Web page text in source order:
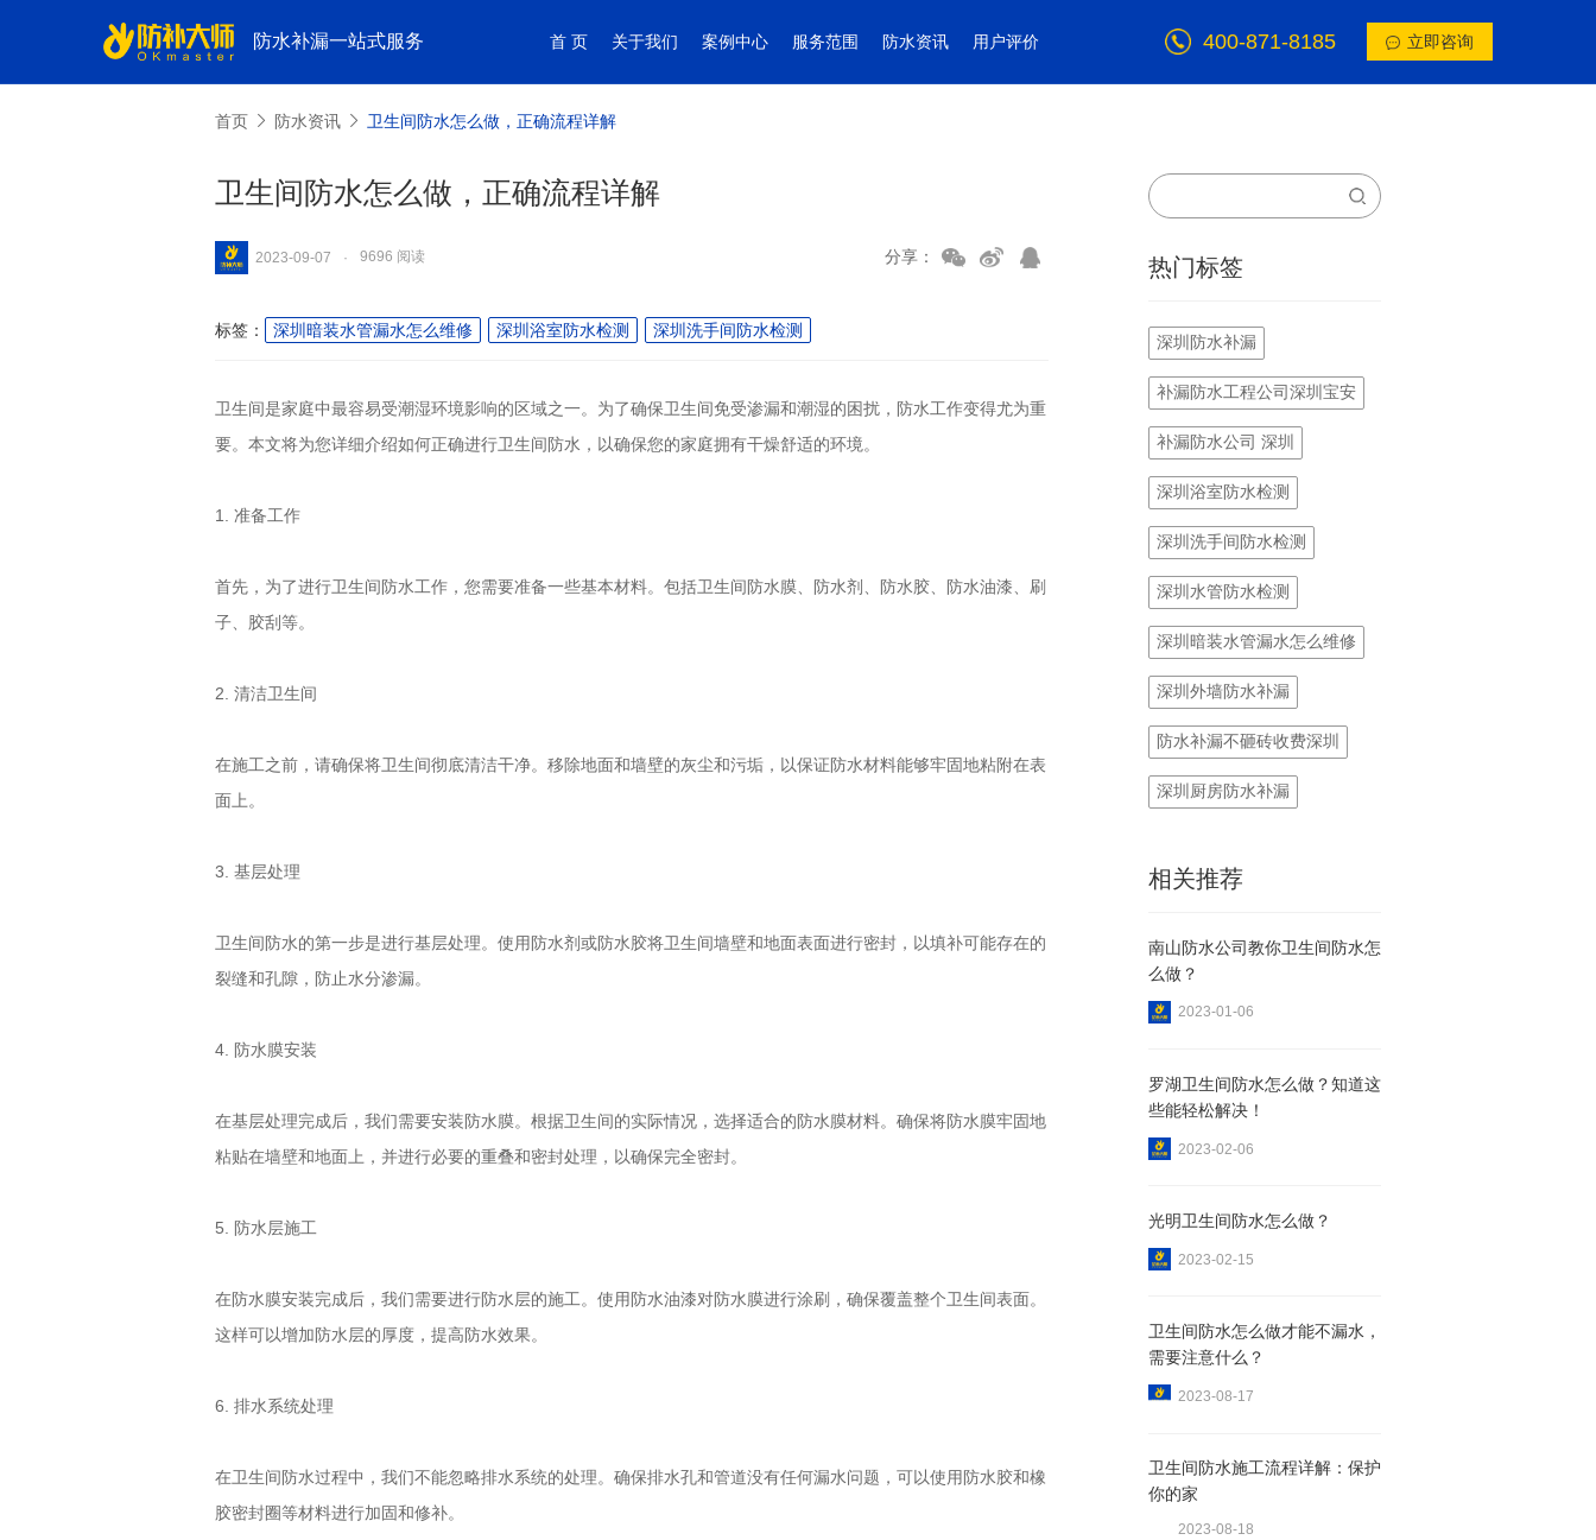
防水补漏一站式服务 首 页 关于我们 案例中心 服务范围 防水资讯 用户评价 400-871-8185 立即咨询
首页 防水资讯 卫生间防水怎么做，正确流程详解
卫生间防水怎么做，正确流程详解
2023-09-07 · 9696 阅读 分享：
标签： 深圳暗装水管漏水怎么维修 深圳浴室防水检测 深圳洗手间防水检测
卫生间是家庭中最容易受潮湿环境影响的区域之一。为了确保卫生间免受渗漏和潮湿的困扰，防水工作变得尤为重
要。本文将为您详细介绍如何正确进行卫生间防水，以确保您的家庭拥有干燥舒适的环境。
1. 准备工作
首先，为了进行卫生间防水工作，您需要准备一些基本材料。包括卫生间防水膜、防水剂、防水胶、防水油漆、刷
子、胶刮等。
2. 清洁卫生间
在施工之前，请确保将卫生间彻底清洁干净。移除地面和墙壁的灰尘和污垢，以保证防水材料能够牢固地粘附在表
面上。
3. 基层处理
卫生间防水的第一步是进行基层处理。使用防水剂或防水胶将卫生间墙壁和地面表面进行密封，以填补可能存在的
裂缝和孔隙，防止水分渗漏。
4. 防水膜安装
在基层处理完成后，我们需要安装防水膜。根据卫生间的实际情况，选择适合的防水膜材料。确保将防水膜牢固地
粘贴在墙壁和地面上，并进行必要的重叠和密封处理，以确保完全密封。
5. 防水层施工
在防水膜安装完成后，我们需要进行防水层的施工。使用防水油漆对防水膜进行涂刷，确保覆盖整个卫生间表面。
这样可以增加防水层的厚度，提高防水效果。
6. 排水系统处理
在卫生间防水过程中，我们不能忽略排水系统的处理。确保排水孔和管道没有任何漏水问题，可以使用防水胶和橡
胶密封圈等材料进行加固和修补。
热门标签
深圳防水补漏
补漏防水工程公司深圳宝安
补漏防水公司 深圳
深圳浴室防水检测
深圳洗手间防水检测
深圳水管防水检测
深圳暗装水管漏水怎么维修
深圳外墙防水补漏
防水补漏不砸砖收费深圳
深圳厨房防水补漏
相关推荐
南山防水公司教你卫生间防水怎
么做？
2023-01-06
罗湖卫生间防水怎么做？知道这
些能轻松解决！
2023-02-06
光明卫生间防水怎么做？
2023-02-15
卫生间防水怎么做才能不漏水，
需要注意什么？
2023-08-17
卫生间防水施工流程详解：保护
你的家
2023-08-18